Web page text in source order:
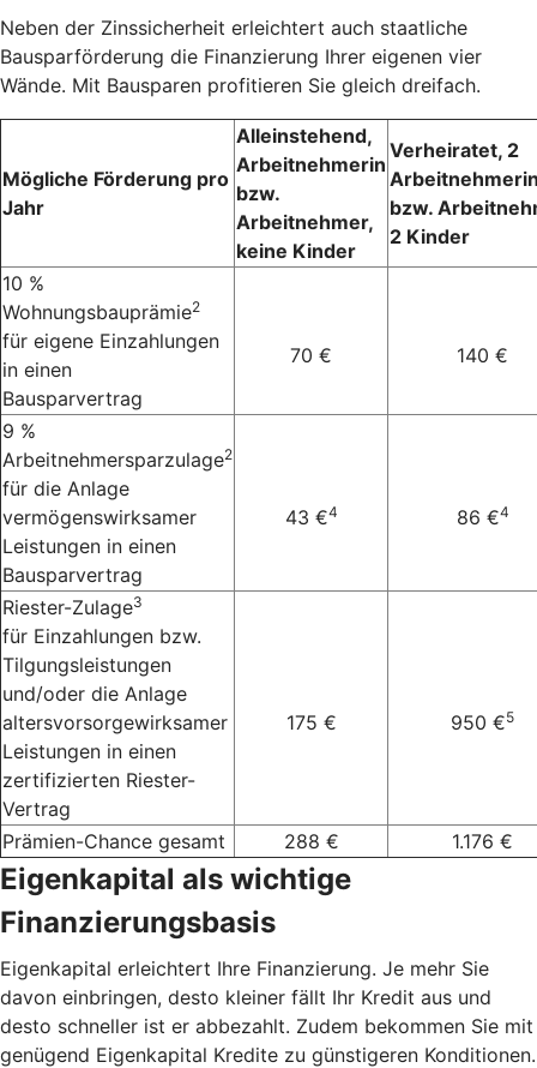
Neben der Zinssicherheit erleichtert auch staatliche
Bausparförderung die Finanzierung Ihrer eigenen vier
Wände. Mit Bausparen profitieren Sie gleich dreifach.
Mögliche Förderung pro
Jahr
Alleinstehend,
Arbeitnehmerin
bzw.
Arbeitnehmer,
keine Kinder
Verheiratet, 2
bzw.
2 Kinder
10 %
Wohnungsbauprämie2
für eigene Einzahlungen
in einen
Bausparvertrag
70 € 140 €
9 %
Arbeitnehmersparzulage2
für die Anlage
vermögenswirksamer
Leistungen in einen
Bausparvertrag
43 €4 86 €4
Riester-Zulage3
für Einzahlungen bzw.
Tilgungsleistungen
und/oder die Anlage
altersvorsorgewirksamer
Leistungen in einen
zertifizierten Riester-
Vertrag
175 € 950 €5
Prämien-Chance gesamt 288 € 1.176 €
Eigenkapital als wichtige
Finanzierungsbasis
Eigenkapital erleichtert Ihre Finanzierung. Je mehr Sie
davon einbringen, desto kleiner fällt Ihr Kredit aus und
desto schneller ist er abbezahlt. Zudem bekommen Sie mit
genügend Eigenkapital Kredite zu günstigeren Konditionen.